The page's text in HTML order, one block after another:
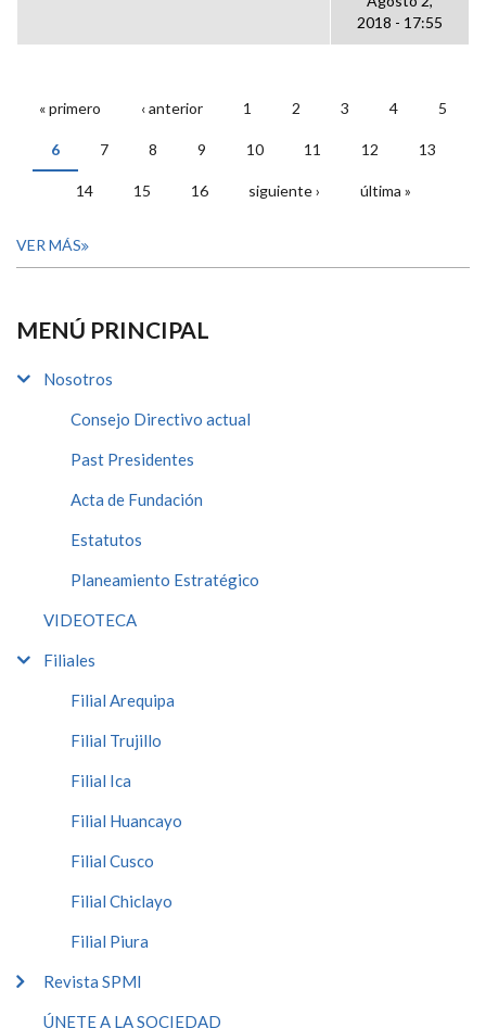
2018 - 17:55
PÁGINAS
« primero ‹ anterior 1 2 3 4 5
6 7 8 9 10 11 12 13
14 15 16 siguiente › última »
VER MÁS
MENÚ PRINCIPAL
Nosotros
Consejo Directivo actual
Past Presidentes
Acta de Fundación
Estatutos
Planeamiento Estratégico
VIDEOTECA
Filiales
Filial Arequipa
Filial Trujillo
Filial Ica
Filial Huancayo
Filial Cusco
Filial Chiclayo
Filial Piura
Revista SPMI
ÚNETE A LA SOCIEDAD